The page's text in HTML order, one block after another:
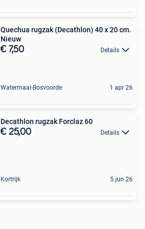
Quechua rugzak (Decathlon) 40 x 20 cm.
Nieuw
€ 7,50 Details
Watermaal-Bosvoorde 1 apr 26
Decathlon rugzak Forclaz 60
€ 25,00 Details
Kortrijk 5 jun 26